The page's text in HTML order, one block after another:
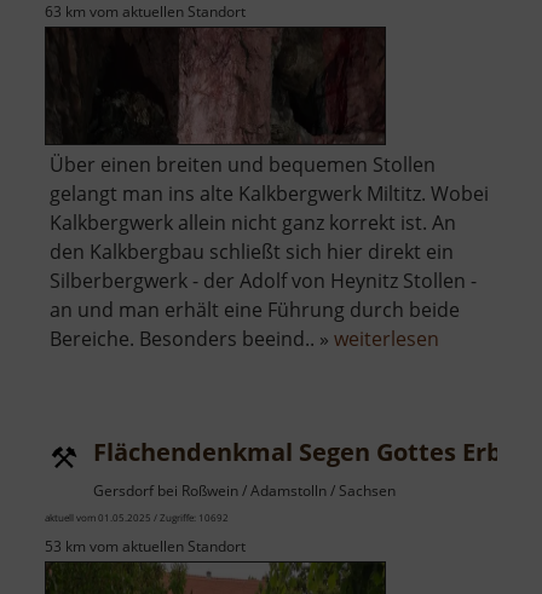
63 km vom aktuellen Standort
Über einen breiten und bequemen Stollen
gelangt man ins alte Kalkbergwerk Miltitz. Wobei
Kalkbergwerk allein nicht ganz korrekt ist. An
den Kalkbergbau schließt sich hier direkt ein
Silberbergwerk - der Adolf von Heynitz Stollen -
an und man erhält eine Führung durch beide
Bereiche. Besonders beeind.. » weiterlesen
Flächendenkmal Segen Gottes
Gersdorf bei Roßwein / Adamstolln / Sachsen
aktuell vom 01.05.2025 / Zugriffe: 10692
53 km vom aktuellen Standort